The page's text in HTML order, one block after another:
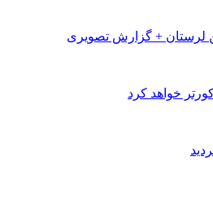
لرستان + گزارش تصویری
خواهد کرد